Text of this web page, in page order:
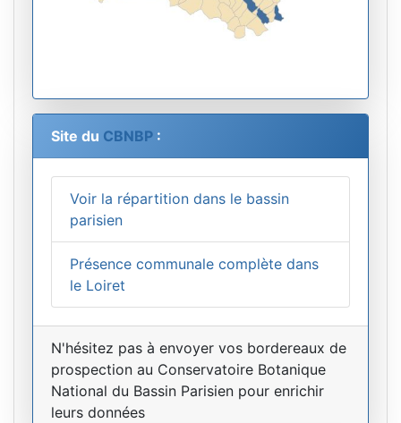
Site du CBNBP :
Voir la répartition dans le bassin
parisien
Présence communale complète dans
le Loiret
N'hésitez pas à envoyer vos bordereaux de
prospection au Conservatoire Botanique
National du Bassin Parisien pour enrichir
leurs données